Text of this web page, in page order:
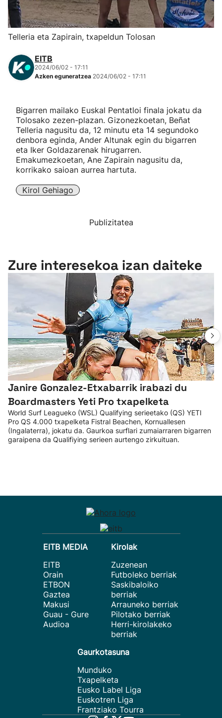
Herri-kirolak
Eskubaloia
Kirolak 360
Mendi-lasterketak
Kirol gehiago
Telleria eta Zapirain, txapeldun Tolosan
EITB
2024/06/02 - 17:11
Azken eguneratzea 2024/06/02 - 17:11
Bigarren mailako Euskal Pentatloi finala jokatu da
Tolosako zezen-plazan. Gizonezkoetan, Beñat
Telleria nagusitu da, 12 minutu eta 14 segundoko
denbora eginda, Ander Altunak egin du bigarren
eta Iker Goldazarenak hirugarren.
Emakumezkoetan, Ane Zapirain nagusitu da,
korrikako saioan aurrea hartuta.
Kirol Gehiago
Publizitatea
Zure interesekoa izan daiteke
Janire Gonzalez-Etxabarrik irabazi du
Boardmasters Yeti Pro txapelketa
World Surf Leagueko (WSL) Qualifying serieetako (QS) YETI
Pro QS 4.000 txapelketa Fistral Beachen, Kornuallesen
(Ingalaterra), jokatu da. Gaurkoa surflari zumaiarraren bigarren
garaipena da Qualifiying serieen aurtengo zirkuituan.
EITB MEDIA
EITB
Orain
ETBON
Gaztea
Makusi
Guau - Gure
Audioa
Kirolak
Zuzenean
Futboleko berriak
Saskibaloiko
berriak
Arrauneko berriak
Pilotako berriak
Herri-kirolakeko
berriak
Gaurkotasuna
Munduko
Txapelketa
Eusko Label Liga
Euskotren Liga
Frantziako Tourra